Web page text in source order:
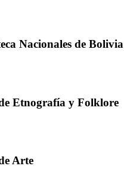
Nacionales de Bolivia
Etnografía y Folklore
Arte